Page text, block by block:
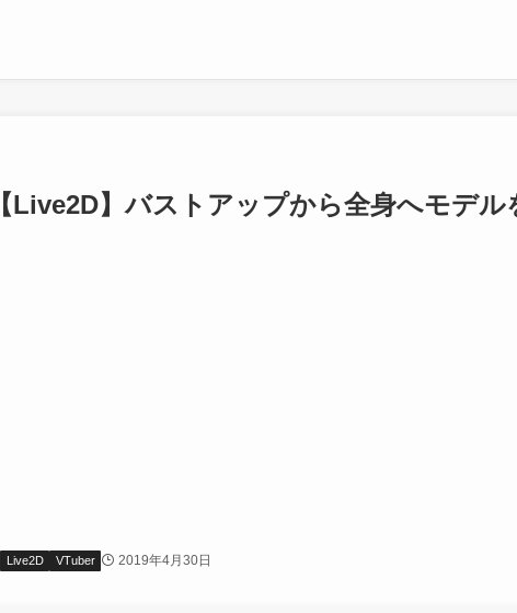
【Live2D】バストアップから全身へモデ
Live2D VTuber 2019年4月30日